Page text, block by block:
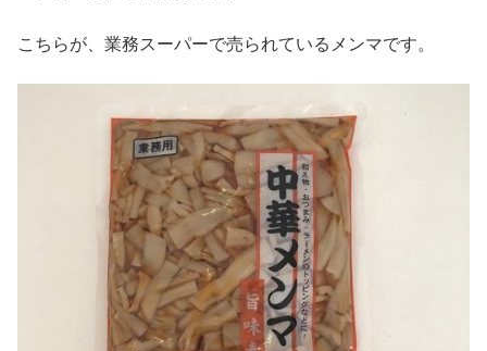
こちらが、業務スーパーで売られているメンマです。